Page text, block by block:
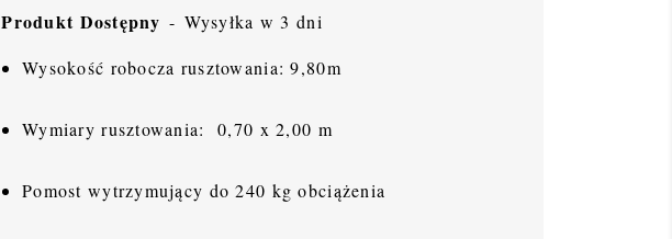
Produkt Dostępny Wysyłka w 3 dni
Wysokość robocza rusztowania: 9,80m
Wymiary rusztowania: 0,70 x 2,00 m
Pomost wytrzymujący do 240 kg obciążenia